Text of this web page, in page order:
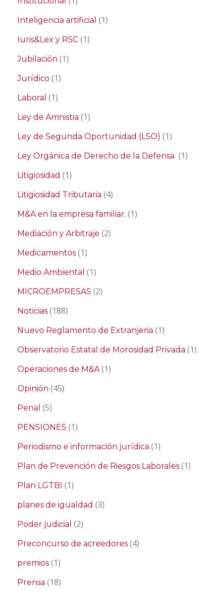
Inteligencia artificial (1)
Iuris&Lex y RSC (1)
Jubilación (1)
Jurídico (1)
Laboral (1)
Ley de Amnistia (1)
Ley de Segunda Oportunidad (LSO) (1)
Ley Orgánica de Derecho de la Defensa (1)
Litigiosidad (1)
Litigiosidad Tributaria (4)
M&A en la empresa familiar. (1)
Mediación y Arbitraje (2)
Medicamentos (1)
Medio Ambiental (1)
MICROEMPRESAS (2)
Noticias (188)
Nuevo Reglamento de Extranjeria (1)
Observatorio Estatal de Morosidad Privada (1)
Operaciones de M&A(1)
Opinión (45)
Penal (5)
PENSIONES (1)
Periodismo e información jurídica (1)
Plan de Prevención de Riesgos Laborales (1)
Plan LGTBI (1)
planes de igualdad (3)
Poder judicial (2)
Preconcurso de acreedores (4)
premios (1)
Prensa (18)